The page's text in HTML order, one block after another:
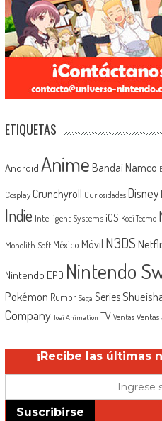
ETIQUETAS
Android Anime Bandai Namco
Cosplay Crunchyroll Curiosidades Disney
Indie Intelligent Systems iOS Koei Tecmo
Monolith Soft México Móvil N3DS
Nintendo EPD Nintendo
Pokémon Rumor Sega Series
Company Toei Animation TV Ventas
¡Recibe las últimas
Suscribirse